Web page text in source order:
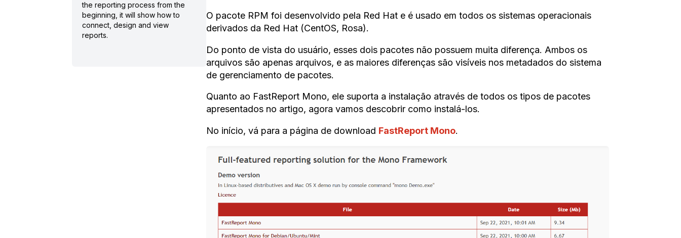
O pacote RPM foi desenvolvido pela Red Hat e é usado em todos os sistemas operacionais
derivados da Red Hat (CentOS, Rosa).
Do ponto de vista do usuário, esses dois pacotes não possuem muita diferença. Ambos os
arquivos são apenas arquivos, e as maiores diferenças são visíveis nos metadados do sistema
de gerenciamento de pacotes.
Quanto ao FastReport Mono, ele suporta a instalação através de todos os tipos de pacotes
apresentados no artigo, agora vamos descobrir como instalá-los.
No início, vá para a página de download FastReport Mono.
the reporting process from the
beginning, it will show how to
connect, design and view
reports.